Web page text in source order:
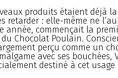
produits étaient déjà
retarder : elle-même ne
année, commençait la
Chocolat Poulain.
perçu comme un
avec ses bouchées,
destiné à cet